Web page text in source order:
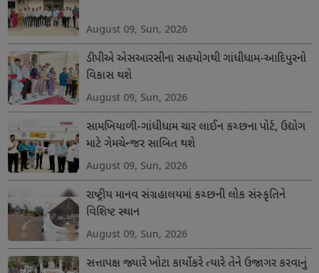
August 09, Sun, 2026
ડીપીએ એસઆરસીના સહયોગથી ગાંધીધામ-આદિપુરનો
વિકાસ થશે
August 09, Sun, 2026
સામખિયાળી-ગાંધીધામ ચાર લાઈન કચ્છના પોર્ટ, ઉદ્યોગ
માટે ગેમચેન્જર સાબિત થશે
August 09, Sun, 2026
રાષ્ટ્રીય માનવ સંગ્રહાલયમાં કચ્છની લોક સંસ્કૃતિને
વિશિષ્ટ સ્થાન
August 09, Sun, 2026
સત્તાપક્ષ જ્યારે ખોટા કાર્યો કરે ત્યારે તેને ઉજાગર કરવાનું